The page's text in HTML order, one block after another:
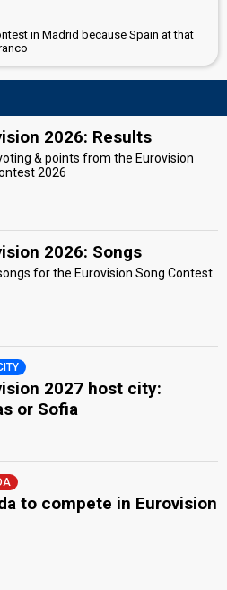
in Madrid because Spain at that
2026: Results
& points from the Eurovision
2026
2026: Songs
for the Eurovision Song Contest
2027 host city:
or Sofia
to compete in Eurovision